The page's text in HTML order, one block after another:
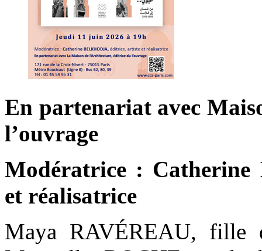
En partenariat avec
l’ouvrage
Modératrice :
et réalisatrice
Maya RAVÉREAU, fille